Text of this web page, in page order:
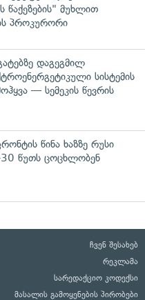
წაქეზების" მუხლით
პროკურორი
დაგეგმილ
სისტემის
— სემეკის წევრის
წინა ხაზზე რუსი
წუთს ცოცხლობენ
ჩვენ შესახებ
რეკლამა
სარედაქციო კოდექსი
მასალის გამოყენების პირობები